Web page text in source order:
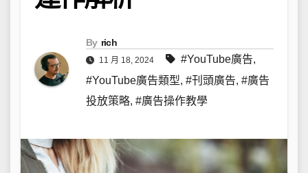
By rich
11 月 18, 2024 #YouTube廣告,
#YouTube廣告類型, #刊頭廣告, #廣告
投放策略, #廣告操作教學